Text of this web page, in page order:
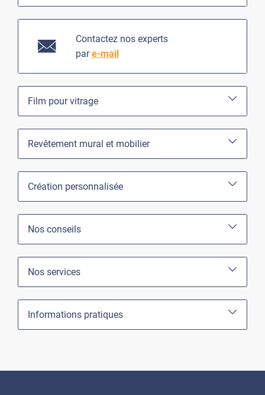
Contactez nos experts
pare-mail
Film pour vitrage
Revêtement mural et mobilier
Création personnalisée
Nos conseils
Nos services
Informations pratiques